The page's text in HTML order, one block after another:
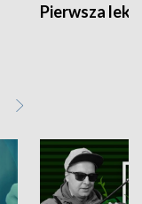
Pierwsza